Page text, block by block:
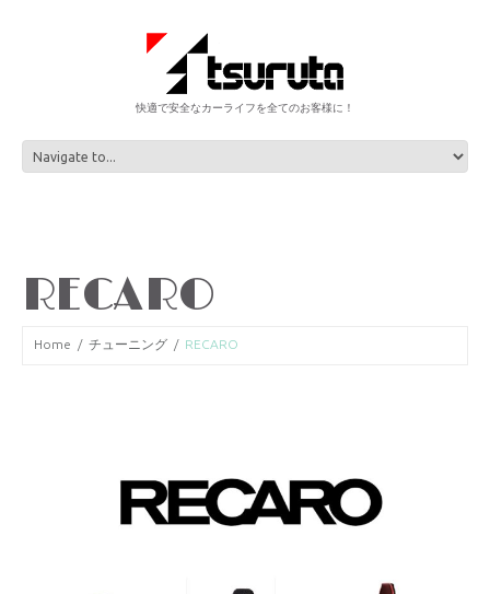
快適で安全なカーライフを全てのお客様に！
RECARO
Home チューニング RECARO